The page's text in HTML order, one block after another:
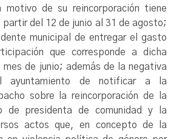
motivo de su reincorporación tiene
del 12 de junio al 31 de agosto;
municipal de entregar el gasto
que corresponde a dicha
mes de junio; además de la negativa
ayuntamiento de notificar a la
sobre la reincorporación de la
de presidenta de comunidad y la
actos que, en concepto de la